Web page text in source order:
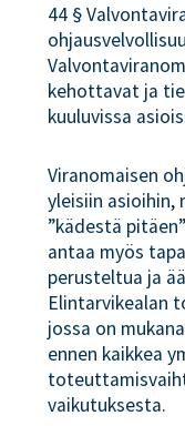
44 §
kehottavat ja
kuuluvissa
Viranomaisen
yleisiin
”kädestä
antaa myös
perusteltua ja
Elintarvikealan
jossa on
ennen kaikkea
vaikutuksesta.